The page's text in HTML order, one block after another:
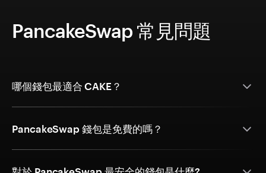
PancakeSwap 常見問題
哪個錢包最適合 CAKE？
PancakeSwap 錢包是免費的嗎？